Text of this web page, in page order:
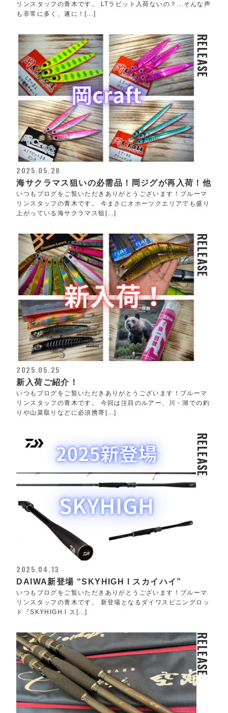
リンスタッフの青木です。 LTラビット入荷ないの？...そんな声
も非常に多く、遂に！[...]
RELEASE
2025.05.28
海サクラマス狙いの必需品！岡ジグが再入荷！他
いつもブログをご覧いただきありがとうございます！ブルーマ
リンスタッフの青木です。 今まさにオホーツクエリアでも盛り
上がっている海サクラマス狙[...]
RELEASE
2025.05.25
新入荷ご紹介！
いつもブログをご覧いただきありがとうございます！ブルーマ
リンスタッフの青木です。 今回は注目のルアー、川・湖での釣
りや山菜取りなどに必須携帯[...]
RELEASE
2025.04.13
DAIWA新登場 “SKYHIGH l スカイハイ”
いつもブログをご覧いただきありがとうございます！ブルーマ
リンスタッフの青木です。 新登場となるダイワスピニングロッ
ド『SKYHIGH l ス[...]
RELEASE